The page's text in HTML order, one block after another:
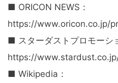
■ ORICON NEWS：
https://www.oricon.co.jp/
■ スターダストプロモーシ
https://
■ Wikipedia：